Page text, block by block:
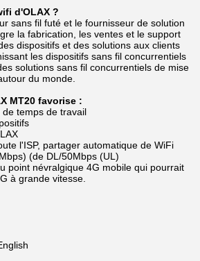
d'OLAX ?
sans fil futé et le fournisseur de solution
la fabrication, les ventes et le support
dispositifs et des solutions aux clients
les dispositifs sans fil concurrentiels
solutions sans fil concurrentiels de mise
du monde.
MT20 favorise :
de temps de travail
l'ISP, partager automatique de WiFi
(de DL/50Mbps (UL)
point névralgique 4G mobile qui pourrait
à grande vitesse.